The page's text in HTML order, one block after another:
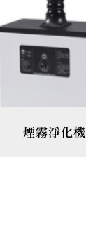
煙霧淨化機